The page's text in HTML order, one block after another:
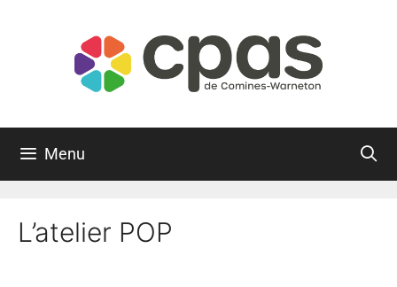
Menu
L’atelier POP